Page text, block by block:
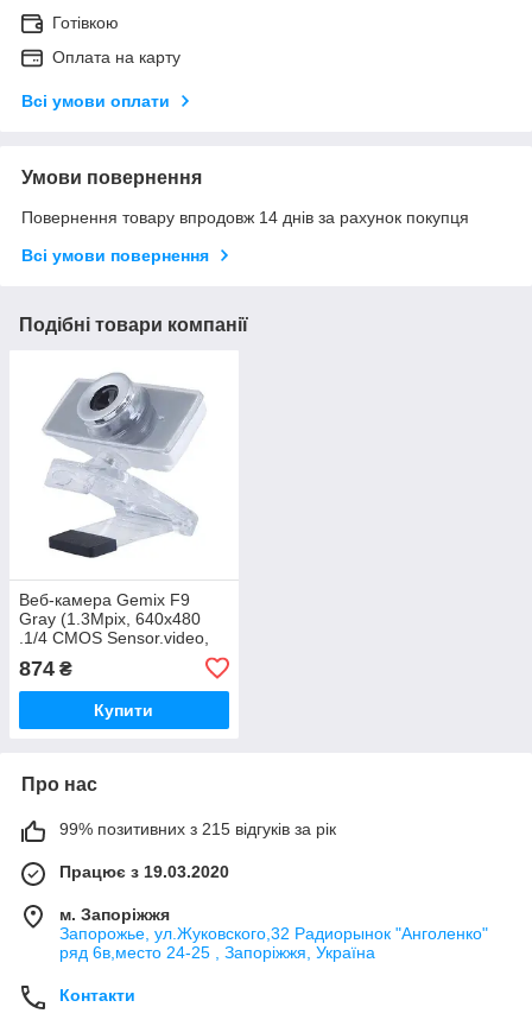
Готівкою
Оплата на карту
Всі умови оплати
Умови повернення
Повернення товару впродовж 14 днів за рахунок покупця
Всі умови повернення
Подібні товари компанії
Веб-камера Gemix F9
Gray (1.3Mpix, 640x480
.1/4 CMOS Sensor.video,
874 ₴
Купити
Про нас
99% позитивних з 215 відгуків за рік
Працює з 19.03.2020
м. Запоріжжя
Запорожье, ул.Жуковского,32 Радиорынок "Анголенко"
ряд 6в,место 24-25 , Запоріжжя, Україна
Контакти